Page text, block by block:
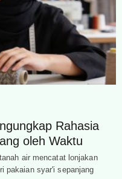
Rahasia
oleh Waktu
air mencatat lonjakan
pakaian syar'i sepanjang